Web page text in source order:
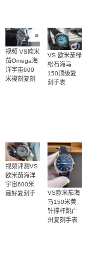
视频 VS欧米
茄Omega海
洋宇宙600
米複刻复刻
VS 欧米茄绿
松石海马
150顶级复
刻手表
视频评测VS
欧米茄海洋
宇宙600米
最好复刻手
215.92.44.21.99.001
VS欧米茄海
马150米黄
针撑杆跳广
州复刻手表